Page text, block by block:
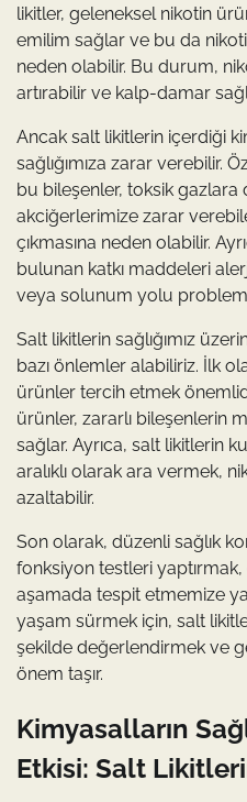
likitler, geleneksel nikotin
emilim sağlar ve bu da
neden olabilir. Bu durum,
artırabilir ve kalp-damar
Ancak salt likitlerin içerdiği
sağlığımıza zarar verebilir.
bu bileşenler, toksik gazlara
akciğerlerimize zarar
çıkmasına neden olabilir.
bulunan katkı maddeleri
veya solunum yolu
Salt likitlerin sağlığımız
bazı önlemler alabiliriz. İlk
ürünler tercih etmek
ürünler, zararlı bileşenlerin
sağlar. Ayrıca, salt likitlerin
aralıklı olarak ara vermek,
azaltabilir.
Son olarak, düzenli sağlık
fonksiyon testleri yaptırmak,
aşamada tespit etmemize
yaşam sürmek için, salt
şekilde değerlendirmek ve
önem taşır.
Kimyasalların
Etkisi: Salt